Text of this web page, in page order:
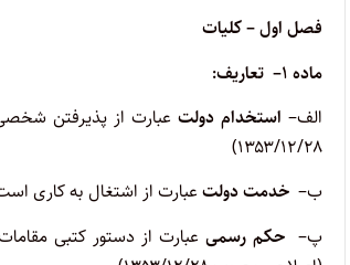
فصل اول – کلیات
ماده ۱– تعاریف:
الف– استخدام دولت عبارت از پذیرفتن
۱۳۵۳/۱۲/۲۸)
ب– خدمت دولت عبارت از اشتغال به کاری
پ– حکم رسمی عبارت از دستور کتبی